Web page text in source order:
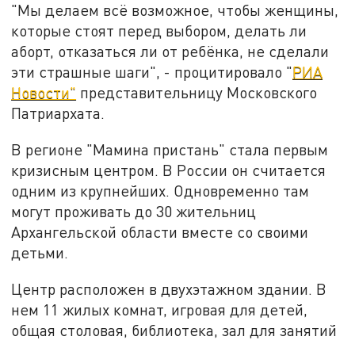
"Мы делаем всё возможное, чтобы женщины,
которые стоят перед выбором, делать ли
аборт, отказаться ли от ребёнка, не сделали
эти страшные шаги", - процитировало "РИА
Новости" представительницу Московского
Патриархата.
В регионе "Мамина пристань" стала первым
кризисным центром. В России он считается
одним из крупнейших. Одновременно там
могут проживать до 30 жительниц
Архангельской области вместе со своими
детьми.
Центр расположен в двухэтажном здании. В
нем 11 жилых комнат, игровая для детей,
общая столовая, библиотека, зал для занятий